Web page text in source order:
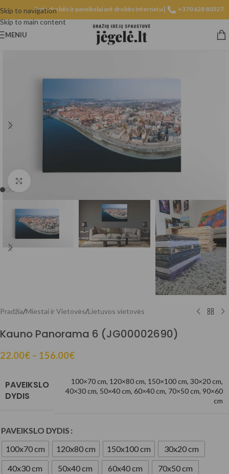
Skip to navigation
Skip to main content
Fotodrobės ir paveikslai ant drobės internetu | +370 628 80327
MENIU
Pradžia/Miestai ir Vietovės/Lietuvos vietovės
Kauno Panorama 6 (JG00002690)
22.00€ – 156.00€
PAVEIKSLO
DYDIS
100×70 cm, 120×80 cm, 150×100 cm, 30×20 cm,
40×30 cm, 50×40 cm, 60×40 cm, 70×50 cm, 90×60
cm
PAVEIKSLO DYDIS
100x70 cm
120x80 cm 150x100 cm
30x20 cm
40x30 cm
50x40 cm 60x40 cm
70x50 cm